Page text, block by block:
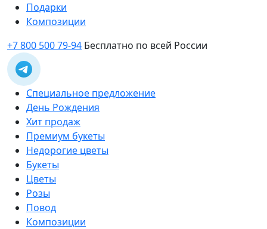
Подарки
Композиции
+7 800 500 79-94 Бесплатно по всей России
Специальное предложение
День Рождения
Хит продаж
Премиум букеты
Недорогие цветы
Букеты
Цветы
Розы
Повод
Композиции